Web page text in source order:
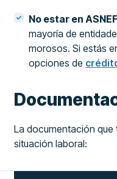
No estar en ASNEF
mayoría de
morosos. Si estás
opciones de
La documentación que
situación laboral: